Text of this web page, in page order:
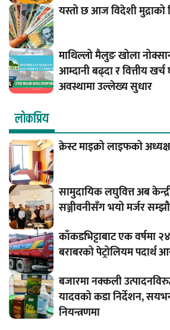
यस्तो छ आज विदेशी मुद्राको
माथिल्लो मैलुङ खोला
आम्दानी बढ्दा र वित्तीय खर्च
अवस्थामा उल्लेख्य सुधार
लाेकप्रिय
क्रेस्ट माइक्रो लाइफको
सामुदायिक लघुवित्त अब
सञ्जीवनीसँग भयो मर्जर
काँकडभिट्टाबाट एक वर्षमा
बराबरको पेट्रोलियम पदार्थ
बजारमा नक्कली
यादवको कडा निर्देशन,
नियन्त्रणमा